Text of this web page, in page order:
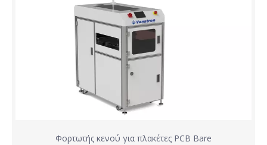
Φορτωτής κενού για πλακέτες PCB Bare